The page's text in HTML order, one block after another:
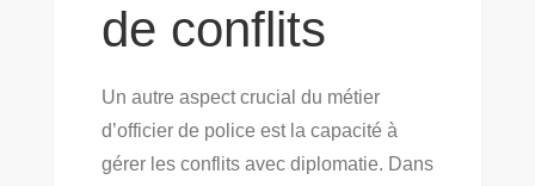
de conflits
Un autre aspect crucial du métier
d’officier de police est la capacité à
gérer les conflits avec diplomatie. Dans